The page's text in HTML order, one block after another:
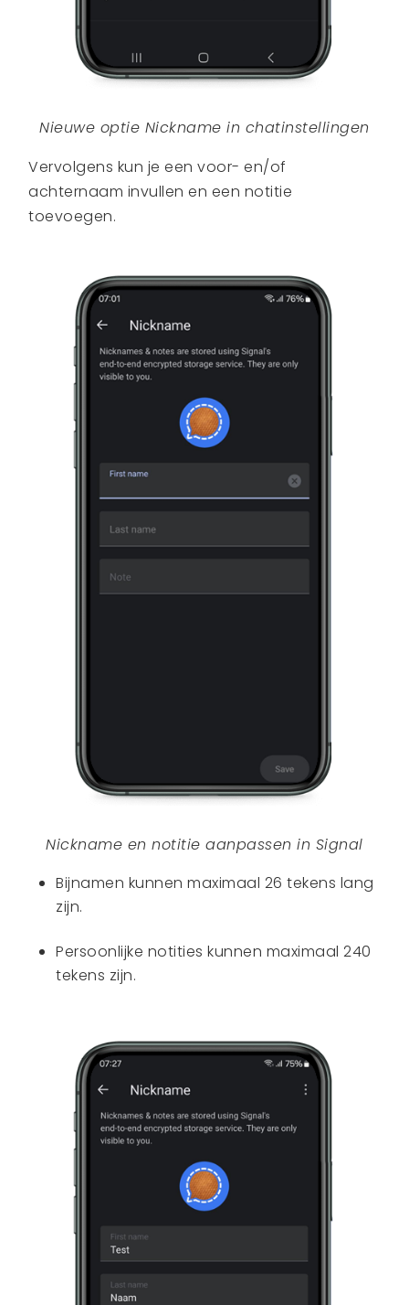
Nieuwe optie Nickname in chatinstellingen
Vervolgens kun je een voor- en/of
achternaam invullen en een notitie
toevoegen.
Nickname en notitie aanpassen in Signal
Bijnamen kunnen maximaal 26 tekens lang
zijn.
Persoonlijke notities kunnen maximaal 240
tekens zijn.